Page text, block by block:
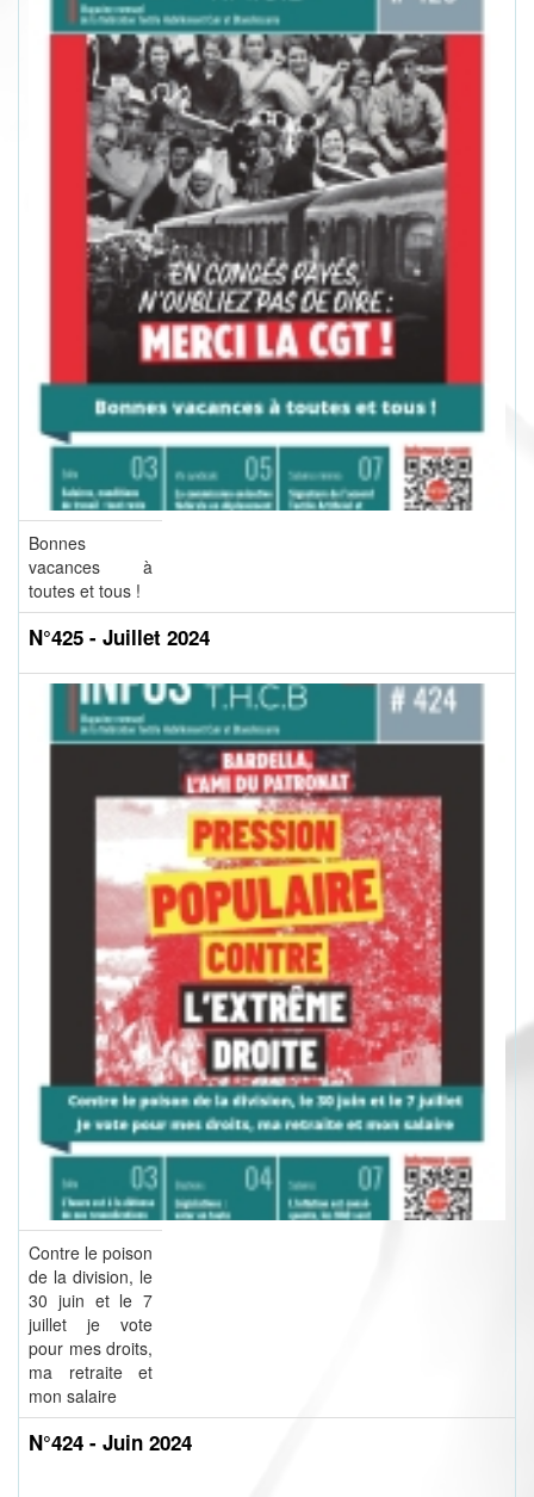
Bonnes
vacances à
toutes et tous !
N°425 - Juillet 2024
Contre le poison
de la division, le
30 juin et le 7
juillet je vote
pour mes droits,
ma retraite et
mon salaire
N°424 - Juin 2024